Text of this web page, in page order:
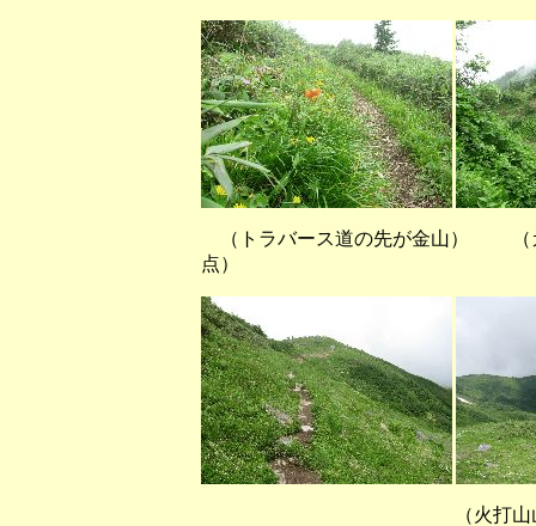
（トラバース道の先が金山）
点）
（火打山山麓高谷池付